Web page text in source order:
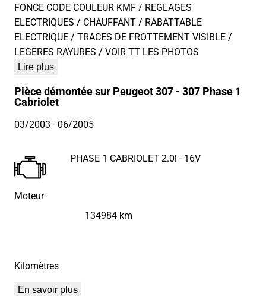
FONCE CODE COULEUR KMF / REGLAGES
ELECTRIQUES / CHAUFFANT / RABATTABLE
ELECTRIQUE / TRACES DE FROTTEMENT VISIBLE /
LEGERES RAYURES / VOIR TT LES PHOTOS
Lire plus
Pièce démontée sur Peugeot 307 - 307 Phase 1
Cabriolet
03/2003 - 06/2005
Moteur
PHASE 1 CABRIOLET 2.0i - 16V
Kilomètres
134984 km
En savoir plus